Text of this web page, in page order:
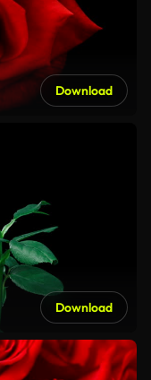
Download
Download